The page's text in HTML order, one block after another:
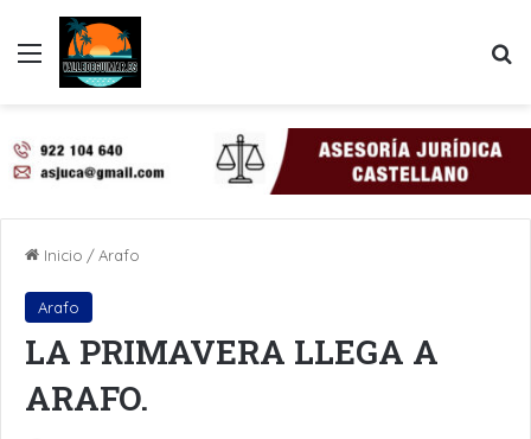
Menú
Inicio /Arafo
Arafo
LA PRIMAVERA LLEGA A
ARAFO.